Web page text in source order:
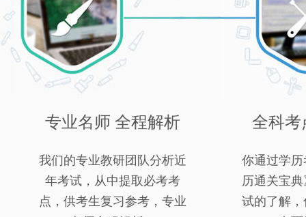
专业名师 全程解析
我们的专业教研团队分析近
年考试，从中提取必考考
点，供考生复习参考，专业
全科考
你通过学
历通关宝
试的了解